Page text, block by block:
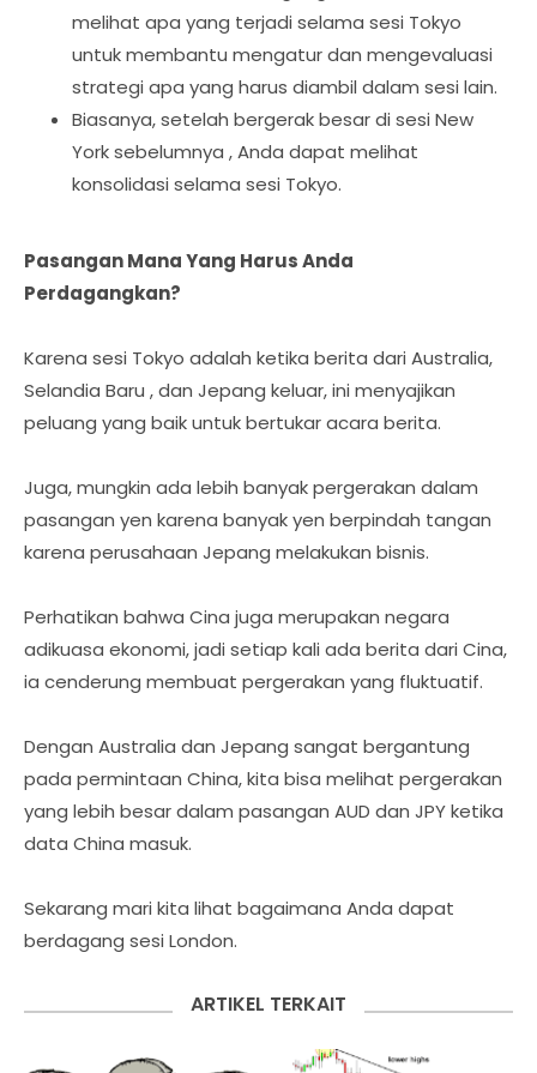
melihat apa yang terjadi selama sesi Tokyo
untuk membantu mengatur dan mengevaluasi
strategi apa yang harus diambil dalam sesi lain.
Biasanya, setelah bergerak besar di sesi New
York sebelumnya , Anda dapat melihat
konsolidasi selama sesi Tokyo.
Pasangan Mana Yang Harus Anda
Perdagangkan?
Karena sesi Tokyo adalah ketika berita dari Australia,
Selandia Baru , dan Jepang keluar, ini menyajikan
peluang yang baik untuk bertukar acara berita.
Juga, mungkin ada lebih banyak pergerakan dalam
pasangan yen karena banyak yen berpindah tangan
karena perusahaan Jepang melakukan bisnis.
Perhatikan bahwa Cina juga merupakan negara
adikuasa ekonomi, jadi setiap kali ada berita dari Cina,
ia cenderung membuat pergerakan yang fluktuatif.
Dengan Australia dan Jepang sangat bergantung
pada permintaan China, kita bisa melihat pergerakan
yang lebih besar dalam pasangan AUD dan JPY ketika
data China masuk.
Sekarang mari kita lihat bagaimana Anda dapat
berdagang sesi London.
ARTIKEL TERKAIT